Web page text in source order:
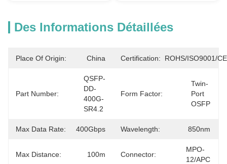
Des Informations Détaillées
Place Of Origin: China Certification: ROHS/ISO9001/CE
Part Number:
QSFP-
DD-
400G-
SR4.2
Form Factor:
Twin-
Port
OSFP
Max Data Rate: 400Gbps Wavelength: 850nm
Max Distance: 100m Connector:
MPO-
12/APC